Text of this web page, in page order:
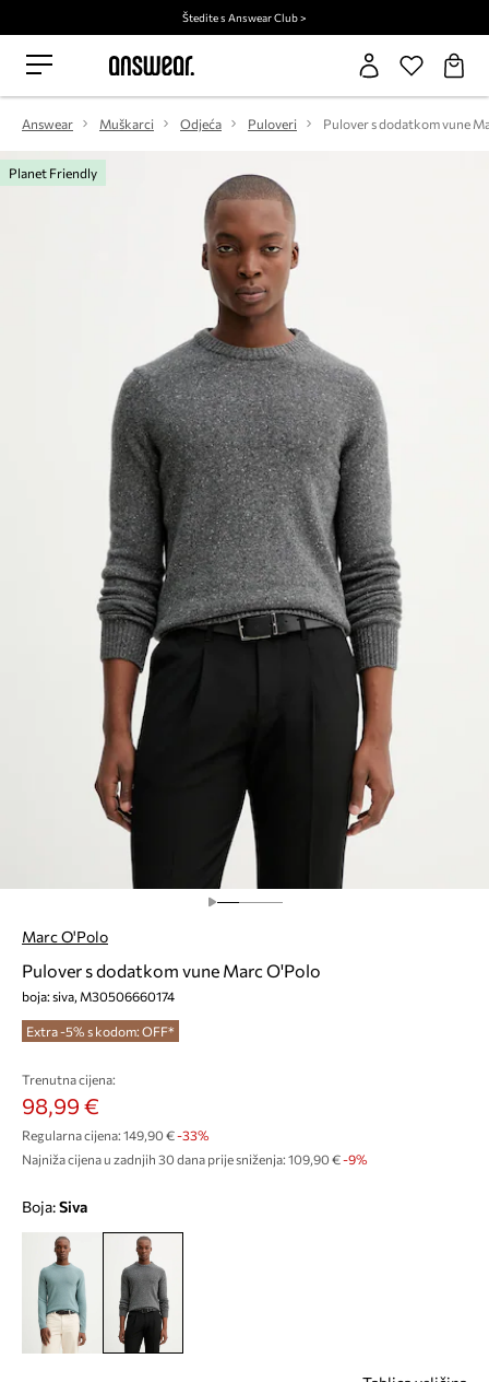
Štedite s Answear Club >
Answear Muškarci Odjeća Puloveri
Planet Friendly
Marc O'Polo
Pulover s dodatkom vune Marc O'Polo
boja: siva, M30506660174
Extra -5% s kodom: OFF*
Trenutna cijena:
98,99 €
Regularna cijena: 149,90 €-33%
Najniža cijena u zadnjih 30 dana prije sniženja: 109,90 € -9%
Boja: siva